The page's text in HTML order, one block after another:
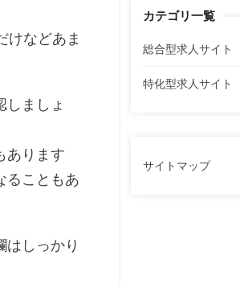
けなどあま
ましょ
あります
ることもあ
しっかり
カテゴリ一覧
総合型求人サイト
特化型求人サイト
サイトマップ